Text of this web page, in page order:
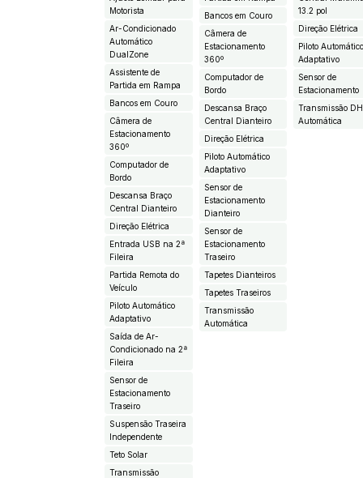
Motorista
Ar-Condicionado
Automático
DualZone
Assistente de
Partida em Rampa
Bancos em Couro
Câmera de
Estacionamento
360º
Computador de
Bordo
Descansa Braço
Central Dianteiro
Direção Elétrica
Entrada USB na 2ª
Fileira
Partida Remota do
Veículo
Piloto Automático
Adaptativo
Saída de Ar-
Condicionado na 2ª
Fileira
Sensor de
Estacionamento
Traseiro
Suspensão Traseira
Independente
Teto Solar
Transmissão
Bancos em Couro
Câmera de
Estacionamento
360º
Computador de
Bordo
Descansa Braço
Central Dianteiro
Direção Elétrica
Piloto Automático
Adaptativo
Sensor de
Estacionamento
Dianteiro
Sensor de
Estacionamento
Traseiro
Tapetes Dianteiros
Tapetes Traseiros
Transmissão
Automática
13.2 pol
Direção Elétrica
Piloto
Adaptativo
Sensor de
Estacionamento
Transmissão
Automática